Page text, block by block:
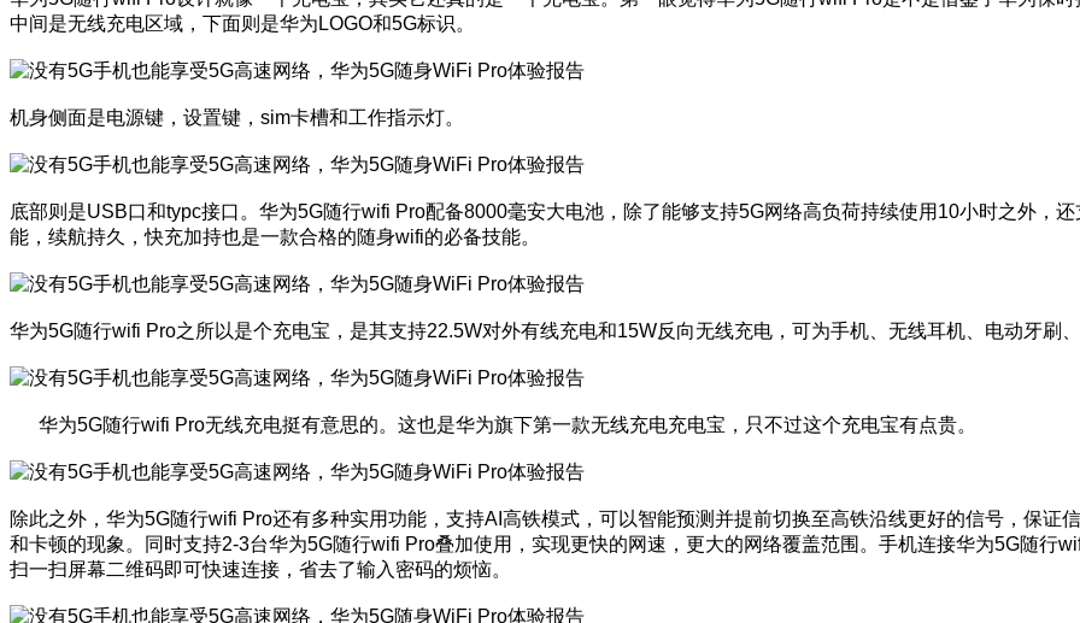
中间是无线充电区域，下面则是华为LOGO和5G标识。
机身侧面是电源键，设置键，sim卡槽和工作指示灯。
底部则是USB口和typc接口。华为5G随行wifi Pro配备8000毫安大电池，除了能够支持5G网络高负荷持续使用10小时之外，
能，续航持久，快充加持也是一款合格的随身wifi的必备技能。
华为5G随行wifi Pro之所以是个充电宝，是其支持22.5W对外有线充电和15W反向无线充电，可为手机、无线耳机、电动牙刷
华为5G随行wifi Pro无线充电挺有意思的。这也是华为旗下第一款无线充电充电宝，只不过这个充电宝有点贵。
除此之外，华为5G随行wifi Pro还有多种实用功能，支持AI高铁模式，可以智能预测并提前切换至高铁沿线更好的信号，保证
和卡顿的现象。同时支持2-3台华为5G随行wifi Pro叠加使用，实现更快的网速，更大的网络覆盖范围。手机连接华为5G随行
扫一扫屏幕二维码即可快速连接，省去了输入密码的烦恼。